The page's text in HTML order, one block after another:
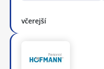
včerejší